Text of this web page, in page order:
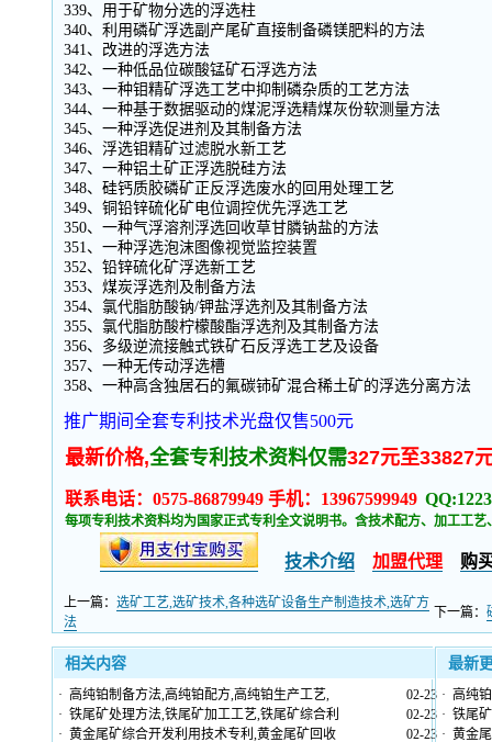
339、用于矿物分选的浮选柱
340、利用磷矿浮选副产尾矿直接制备磷镁肥料的方法
341、改进的浮选方法
342、一种低品位碳酸锰矿石浮选方法
343、一种钼精矿浮选工艺中抑制磷杂质的工艺方法
344、一种基于数据驱动的煤泥浮选精煤灰份软测量方法
345、一种浮选促进剂及其制备方法
346、浮选钼精矿过滤脱水新工艺
347、一种铝土矿正浮选脱硅方法
348、硅钙质胶磷矿正反浮选废水的回用处理工艺
349、铜铅锌硫化矿电位调控优先浮选工艺
350、一种气浮溶剂浮选回收草甘膦钠盐的方法
351、一种浮选泡沫图像视觉监控装置
352、铅锌硫化矿浮选新工艺
353、煤炭浮选剂及制备方法
354、氯代脂肪酸钠/钾盐浮选剂及其制备方法
355、氯代脂肪酸柠檬酸酯浮选剂及其制备方法
356、多级逆流接触式铁矿石反浮选工艺及设备
357、一种无传动浮选槽
358、一种高含独居石的氟碳铈矿混合稀土矿的浮选分离方法
推广期间全套专利技术光盘仅售500元
最新价格,全套专利技术资料仅需327元至33827
联系电话：0575-86879949 手机：13967599949
每项专利技术资料均为国家正式专利全文说明书。含技术配方、加工工
技术介绍 加盟代理 购
上一篇： 选矿工艺,选矿技术,各种选矿设备生产制造技术,选矿方
法
下一篇：
相关内容
· 高纯铂制备方法,高纯铂配方,高纯铂生产工艺,
02-23
· 铁尾矿处理方法,铁尾矿加工工艺,铁尾矿综合利
02-23
· 黄金尾矿综合开发利用技术专利,黄金尾矿回收 02-23
最新
· 高纯
· 铁尾
· 黄金